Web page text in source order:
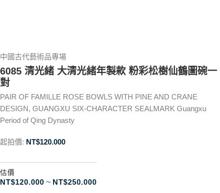
中國古代藝術品專場
6085 清光緒 大清光緒年製款 粉彩松樹仙鶴圖碗一
對
PAIR OF FAMILLE ROSE BOWLS WITH PINE AND CRANE
DESIGN, GUANGXU SIX-CHARACTER SEALMARK Guangxu
Period of Qing Dynasty
起拍價: NT$120.000
估價
NT$120.000 ~ NT$250.000